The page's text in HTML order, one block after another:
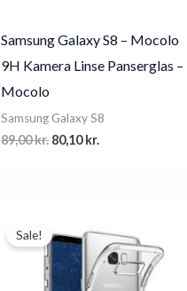
Samsung Galaxy S8 – Mocolo
9H Kamera Linse Panserglas –
Mocolo
Samsung Galaxy S8
89,00kr. Original
80,10kr.
Sale!